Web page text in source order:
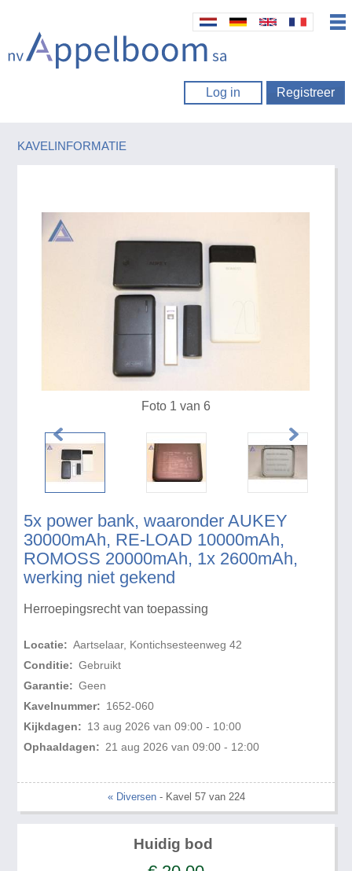
Log in Registreer
KAVELINFORMATIE
5x power bank, waaronder AUKEY
30000mAh, RE-LOAD 10000mAh,
ROMOSS 20000mAh, 1x 2600mAh,
werking niet gekend
Herroepingsrecht van toepassing
Locatie: Aartselaar, Kontichsesteenweg 42
Conditie: Gebruikt
Garantie: Geen
Kavelnummer: 1652-060
Kijkdagen: 13 aug 2026 van 09:00 - 10:00
Ophaaldagen: 21 aug 2026 van 09:00 - 12:00
Foto 1 van 6
« Diversen- Kavel 57 van 224
Huidig bod